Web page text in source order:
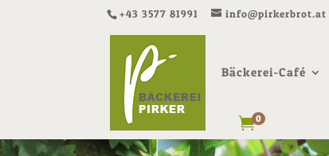
+43 3577 81991 info@pirkerbrot.at
Bäckerei-Café
0